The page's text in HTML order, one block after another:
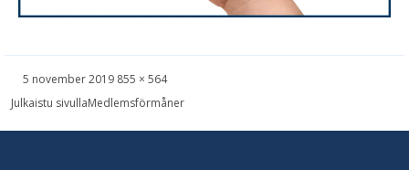
Skriven
5 november 2019 Bild
full
855 × 564
Inläggsnavigering
Julkaistu sivullaMedlemsförmåner